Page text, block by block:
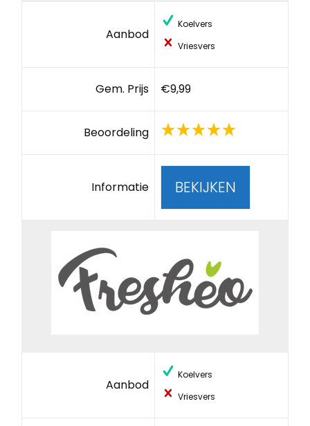
Aanbod
Koelvers
Vriesvers
Gem. Prijs €9,99
Beoordeling
Informatie BEKIJKEN
Aanbod
Koelvers
Vriesvers